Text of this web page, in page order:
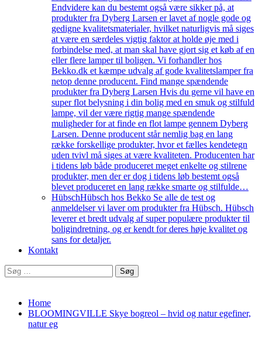
Endvidere kan du bestemt også være sikker på, at
produkter fra Dyberg Larsen er lavet af nogle gode og
gedigne kvalitetsmaterialer, hvilket naturligvis må siges
at være en særdeles vigtig faktor at holde øje med i
forbindelse med, at man skal have gjort sig et køb af en
eller flere lamper til boligen. Vi forhandler hos
Bekko.dk et kæmpe udvalg af gode kvalitetslamper fra
netop denne producent. Find mange spændende
produkter fra Dyberg Larsen Hvis du gerne vil have en
super flot belysning i din bolig med en smuk og stilfuld
lampe, vil der være rigtig mange spændende
muligheder for at finde en flot lampe gennem Dyberg
Larsen. Denne producent står nemlig bag en lang
række forskellige produkter, hvor et fælles kendetegn
uden tvivl må siges at være kvaliteten. Producenten har
i tidens løb både produceret meget enkelte og stilrene
produkter, men der er dog i tidens løb bestemt også
blevet produceret en lang række smarte og stilfulde…
HübschHübsch hos Bekko Se alle de test og
anmeldelser vi laver om produkter fra Hübsch. Hübsch
leverer et bredt udvalg af super populære produkter til
boligindretning, og er kendt for deres høje kvalitet og
sans for detaljer.
Kontakt
Søg
efter:
Home
BLOOMINGVILLE Skye bogreol – hvid og natur egefiner,
natur eg